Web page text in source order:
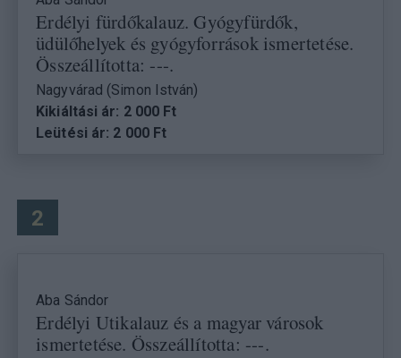
Erdélyi fürdőkalauz. Gyógyfürdők,
üdülőhelyek és gyógyforrások ismertetése.
Összeállította: ---.
Nagyvárad (Simon István)
Kikiáltási ár: 2 000 Ft
Leütési ár: 2 000 Ft
2
Aba Sándor
Erdélyi Utikalauz és a magyar városok
ismertetése. Összeállította: ---.